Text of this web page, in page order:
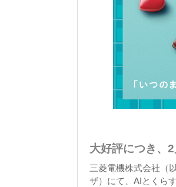
大好評につき、
三菱電機株式会社（
ザ）にて、AIとくら